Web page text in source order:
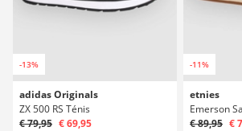
-13%
adidas Originals
ZX 500 RS Ténis
€ 79,95 € 69,95
-11%
etnies
Emerson
€ 89,95 €